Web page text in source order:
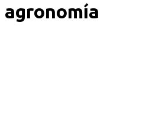
agronomía